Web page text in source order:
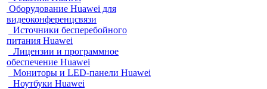
Оборудование Huawei для
видеоконференцсвязи
Источники бесперебойного
питания Huawei
Лицензии и программное
обеспечение Huawei
Мониторы и LED-панели Huawei
Ноутбуки Huawei